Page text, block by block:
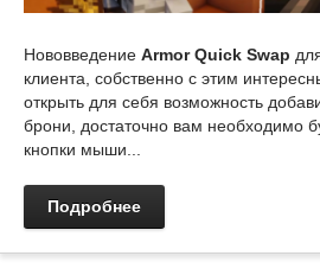
Нововведение Armor Quick Swap
клиента, собственно с этим
открыть для себя возможность
брони, достаточно вам необходимо
кнопки мыши...
Подробнее